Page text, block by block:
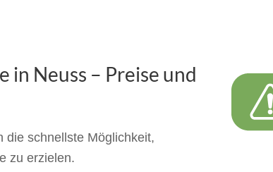
Neuss – Preise und
die schnellste Möglichkeit,
zu erzielen.